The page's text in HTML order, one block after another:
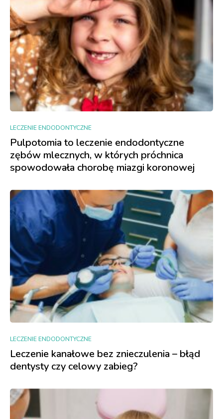
LECZENIE ENDODONTYCZNE
Pulpotomia to leczenie endodontyczne
zębów mlecznych, w których próchnica
spowodowała chorobę miazgi koronowej
LECZENIE ENDODONTYCZNE
Leczenie kanałowe bez znieczulenia – błąd
dentysty czy celowy zabieg?